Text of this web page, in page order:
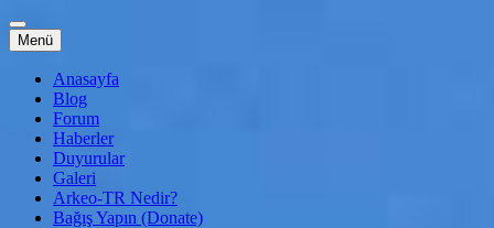
Menü İçeriğe
atla
Anasayfa
Blog
Forum
Haberler
Duyurular
Galeri
Arkeo-TR Nedir?
Bağış Yapın (Donate)